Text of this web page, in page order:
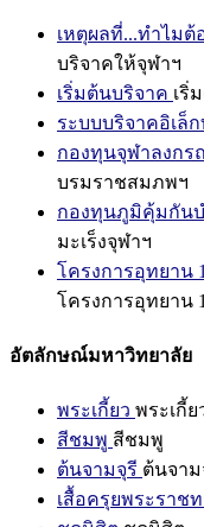
เหตุผลที่...ทำไมต้
บริจาคให้จุฬาฯ
เริ่มต้นบริจาค เริ่
ระบบบริจาคอิเล็
กองทุนจุฬาลงก
บรมราชสมภพฯ
กองทุนภูมิคุ้มกันบ
มะเร็งจุฬาฯ
โครงการอุทยาน
โครงการอุทยาน
อัตลักษณ์มหาวิทยาลัย
พระเกี้ยว พระเกี้ย
สีชมพู สีชมพู
ต้นจามจุรี ต้นจาม
เสื้อครุยพระราช